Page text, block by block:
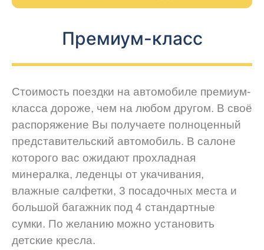
Премиум-класс
Стоимость поездки на автомобиле премиум-
класса дороже, чем на любом другом. В своё
распоряжение Вы получаете полноценный
представительский автомобиль. В салоне
которого вас ожидают прохладная
минералка, леденцы от укачивания,
влажные салфетки, 3 посадочных места и
большой багажник под 4 стандартные
сумки. По желанию можно установить
детские кресла.